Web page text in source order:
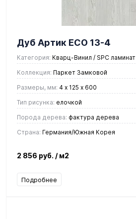
Дуб Артик ЕСО 13-4
Категория: Кварц-Винил / SPC ламинат
Коллекция: Паркет Замковой
Размеры, мм: 4 х 125 х 600
Тип рисунка: елочкой
Порода дерева: фактура дерева
Страна: Германия/Южная Корея
2 856 руб. / м2
Подробнее